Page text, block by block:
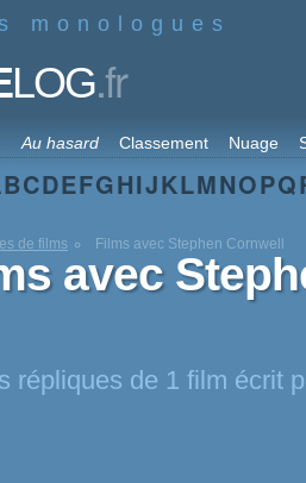
monologues
LOG.fr
Au hasard Classement Nuage
BCDEFGHIJKLMNOPQ
de films Films avec Stephen Cornwell
avec
répliques de 1 film écrit